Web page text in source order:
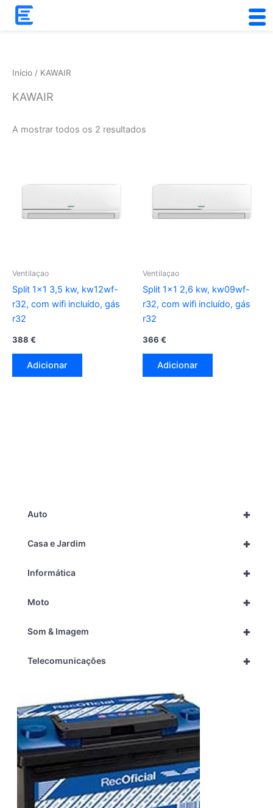
Skip
+
Auto
+
Casa e Jardim
+
Informática
+
Moto
+
Som & Imagem
+
Telecomunicações
Início / KAWAIR
KAWAIR
A mostrar todos os 2 resultados
Ventilaçao
Split 1×1 3,5 kw, kw12wf-
r32, com wifi incluído, gás
r32
388 €
Adicionar
Ventilaçao
Split 1×1 2,6 kw, kw09wf-
r32, com wifi incluído, gás
r32
366 €
Adicionar